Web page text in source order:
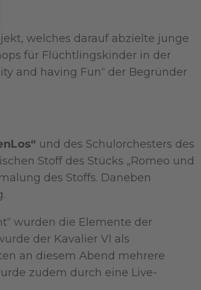
welches darauf abzielte junge
für Flüchtlingskinder in der
and having Fun“ der Begründer
und des Schulorchesters des
Stoff des Stücks „Romeo und
des Stoffs. Daneben
wurden die Elemente der
der Kavalier VI als
an diesem Abend mehrere
zudem durch eine Live-